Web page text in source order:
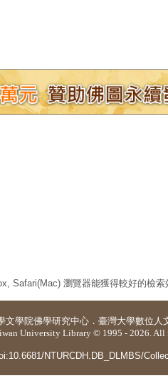
Safari(Mac) 瀏覽器能獲得較好的檢索
文學院佛學研究中心 ． 臺灣大學數位人
University Library © 1995 - 2026. All
NTURCDH.DB_DLMBS/